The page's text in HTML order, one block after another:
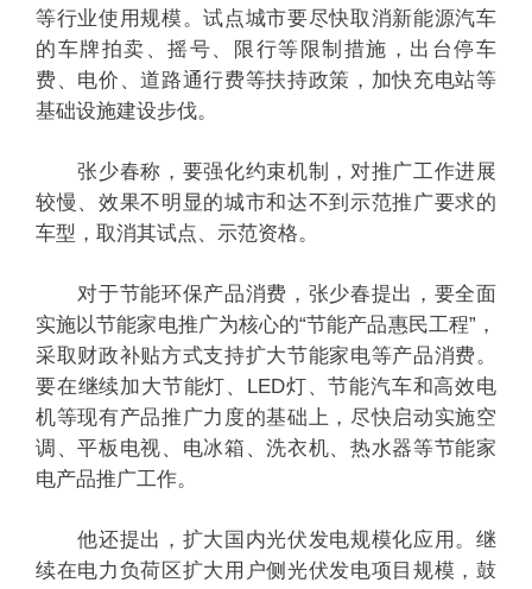
等行业使用规模。试点城市要尽快取消新能源汽车
的车牌拍卖、摇号、限行等限制措施，出台停车
费、电价、道路通行费等扶持政策，加快充电站等
基础设施建设步伐。
张少春称，要强化约束机制，对推广工作进展
较慢、效果不明显的城市和达不到示范推广要求的
车型，取消其试点、示范资格。
对于节能环保产品消费，张少春提出，要全面
实施以节能家电推广为核心的“节能产品惠民工程”，
采取财政补贴方式支持扩大节能家电等产品消费。
要在继续加大节能灯、LED灯、节能汽车和高效电
机等现有产品推广力度的基础上，尽快启动实施空
调、平板电视、电冰箱、洗衣机、热水器等节能家
电产品推广工作。
他还提出，扩大国内光伏发电规模化应用。继
续在电力负荷区扩大用户侧光伏发电项目规模，鼓